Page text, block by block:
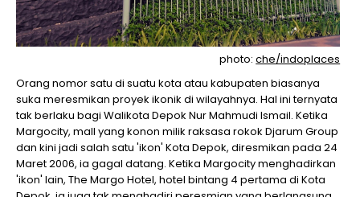
photo:che/indoplaces
Orang nomor satu di suatu kota atau kabupaten biasanya
suka meresmikan proyek ikonik di wilayahnya. Hal ini ternyata
tak berlaku bagi Walikota Depok Nur Mahmudi Ismail. Ketika
Margocity, mall yang konon milik raksasa rokok Djarum Group
dan kini jadi salah satu 'ikon' Kota Depok, diresmikan pada 24
Maret 2006, ia gagal datang. Ketika Margocity menghadirkan
'ikon' lain, The Margo Hotel, hotel bintang 4 pertama di Kota